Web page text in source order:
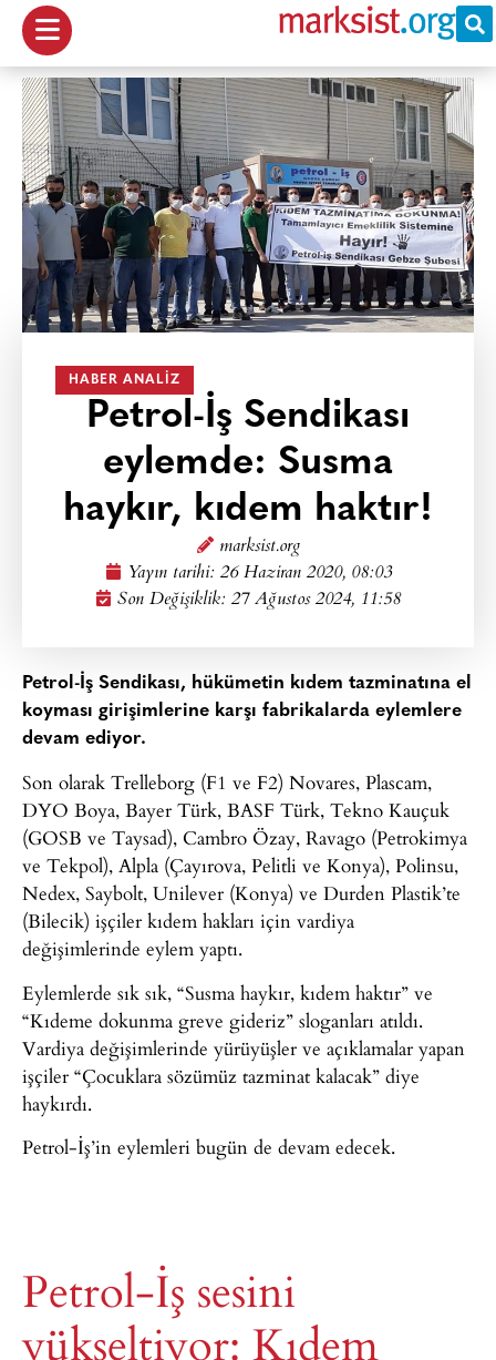
HABER ANALIZ
Petrol-İş Sendikası
eylemde: Susma
haykır, kıdem haktır!
marksist.org
Yayın tarihi: 26 Haziran 2020, 08:03
Son Değişiklik: 27 Ağustos 2024, 11:58
Petrol-İş Sendikası, hükümetin kıdem tazminatına el
koyması girişimlerine karşı fabrikalarda eylemlere
devam ediyor.
Son olarak Trelleborg (F1 ve F2) Novares, Plascam,
DYO Boya, Bayer Türk, BASF Türk, Tekno Kauçuk
(GOSB ve Taysad), Cambro Özay, Ravago (Petrokimya
ve Tekpol), Alpla (Çayırova, Pelitli ve Konya), Polinsu,
Nedex, Saybolt, Unilever (Konya) ve Durden Plastik’te
(Bilecik) işçiler kıdem hakları için vardiya
değişimlerinde eylem yaptı.
Eylemlerde sık sık, “Susma haykır, kıdem haktır” ve
“Kıdeme dokunma greve gideriz” sloganları atıldı.
Vardiya değişimlerinde yürüyüşler ve açıklamalar yapan
işçiler “Çocuklara sözümüz tazminat kalacak” diye
haykırdı.
Petrol-İş’in eylemleri bugün de devam edecek.
Petrol-İş sesini
yükseltiyor: Kıdem